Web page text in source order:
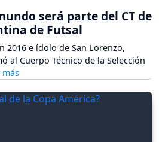
será parte del CT de
de Futsal
2016 e ídolo de San Lorenzo,
al Cuerpo Técnico de la Selección